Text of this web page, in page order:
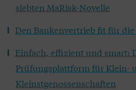
siebten MaRisk-Novelle
Den Bankenvertrieb fit für
Einfach, effizient und smart:
Prüfungsplattform für Klein-
Kleinstgenossenschaften